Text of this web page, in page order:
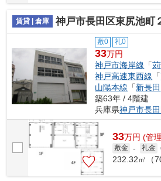
賃貸 | 倉庫 神戸市長田区東尻池町
敷0 礼0
33万円
神戸市海岸線 「
神戸高速東西線 「
山陽本線 「新長田
築63年 / 4階建
兵庫県神戸市長
33万円 (管
敷金 - 礼金
232.32㎡（